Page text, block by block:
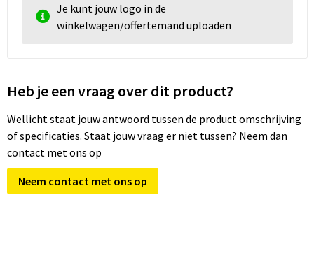
Je kunt jouw logo in de
winkelwagen/offertemand uploaden
Heb je een vraag over dit product?
Wellicht staat jouw antwoord tussen de product omschrijving
of specificaties. Staat jouw vraag er niet tussen? Neem dan
contact met ons op
Neem contact met ons op